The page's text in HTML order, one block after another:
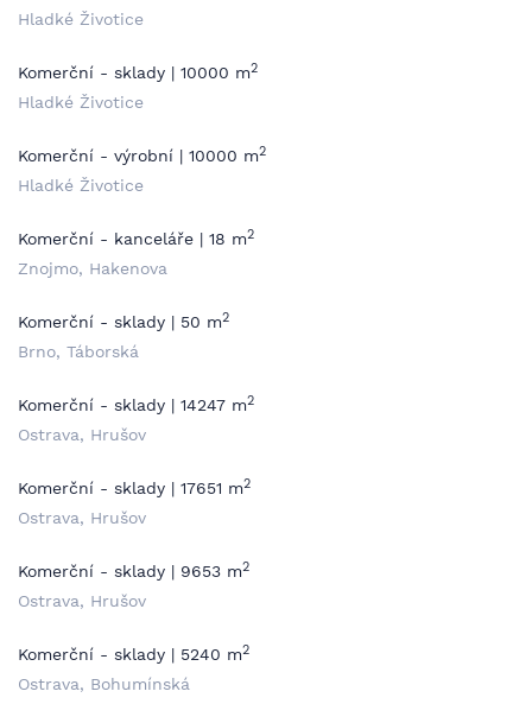
Hladké Životice
Komerční - sklady | 10000 m2
Hladké Životice
Komerční - výrobní | 10000 m2
Hladké Životice
Komerční - kanceláře | 18 m2
Znojmo, Hakenova
Komerční - sklady | 50 m2
Brno, Táborská
Komerční - sklady | 14247 m2
Ostrava, Hrušov
Komerční - sklady | 17651 m2
Ostrava, Hrušov
Komerční - sklady | 9653 m2
Ostrava, Hrušov
Komerční - sklady | 5240 m2
Ostrava, Bohumínská